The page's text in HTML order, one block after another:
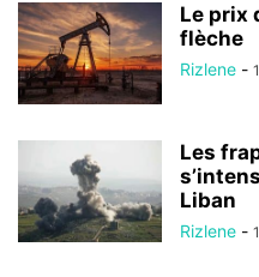
Le prix
flèche
Rizlene -
Les
Liban
Rizlene -